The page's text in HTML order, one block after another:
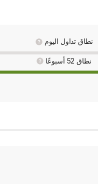
نطاق تداول اليوم
نطاق 52 أسبوعًا